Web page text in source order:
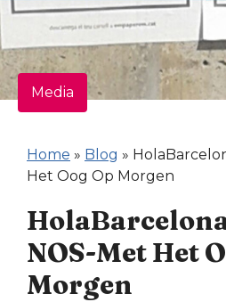
Media
Home » Blog »
Het Oog Op Morgen
NOS-Met Het
Morgen